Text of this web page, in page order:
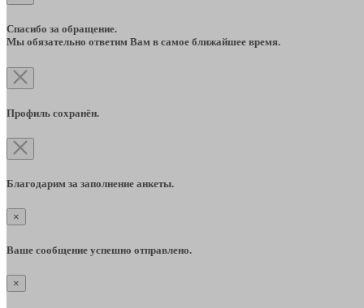
Спасибо за обращение.
Мы обязательно ответим Вам в самое ближайшее время.
Профиль сохранён.
Благодарим за заполнение анкеты.
×
Ваше сообщение успешно отправлено.
×